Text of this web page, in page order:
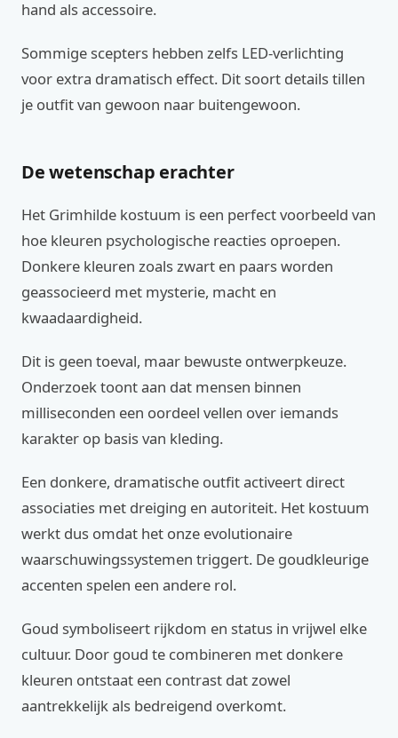
hand als accessoire.
Sommige scepters hebben zelfs LED-verlichting
voor extra dramatisch effect. Dit soort details tillen
je outfit van gewoon naar buitengewoon.
De wetenschap erachter
Het Grimhilde kostuum is een perfect voorbeeld van
hoe kleuren psychologische reacties oproepen.
Donkere kleuren zoals zwart en paars worden
geassocieerd met mysterie, macht en
kwaadaardigheid.
Dit is geen toeval, maar bewuste ontwerpkeuze.
Onderzoek toont aan dat mensen binnen
milliseconden een oordeel vellen over iemands
karakter op basis van kleding.
Een donkere, dramatische outfit activeert direct
associaties met dreiging en autoriteit. Het kostuum
werkt dus omdat het onze evolutionaire
waarschuwingssystemen triggert. De goudkleurige
accenten spelen een andere rol.
Goud symboliseert rijkdom en status in vrijwel elke
cultuur. Door goud te combineren met donkere
kleuren ontstaat een contrast dat zowel
aantrekkelijk als bedreigend overkomt.